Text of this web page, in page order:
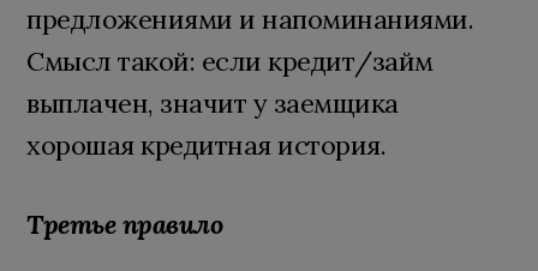
предложениями и напоминаниями.
Смысл такой: если кредит/займ
выплачен, значит у заемщика
хорошая кредитная история.
Третье правило